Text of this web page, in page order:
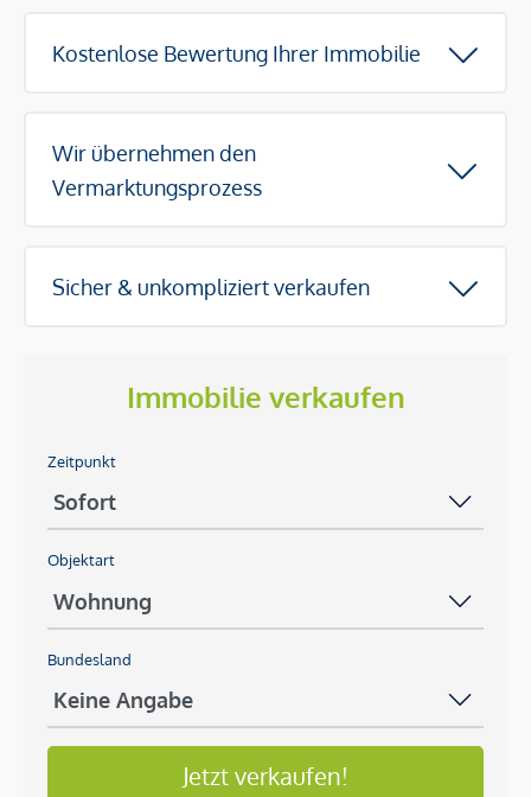
Kostenlose Bewertung Ihrer Immobilie
Wir übernehmen den
Vermarktungsprozess
Sicher & unkompliziert verkaufen
Immobilie verkaufen
Zeitpunkt
Objektart
Bundesland
Jetzt verkaufen!